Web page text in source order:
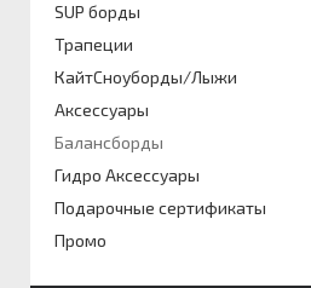
SUP борды
Трапеции
КайтСноуборды/Лыжи
Аксессуары
Балансборды
Гидро Аксессуары
Подарочные сертификаты
Промо